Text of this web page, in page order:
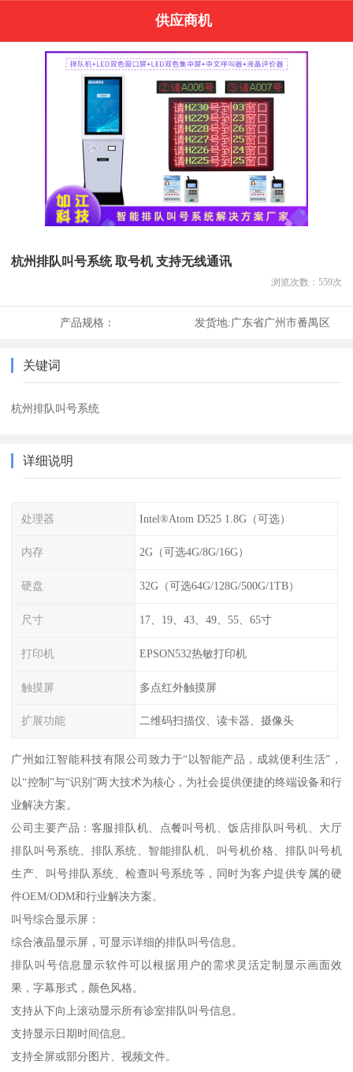
供应商机
杭州排队叫号系统 取号机 支持无线通讯
浏览次数： 559次
产品规格： 发货地:广东省广州市番禺区
关键词
杭州排队叫号系统
详细说明
处理器 Intel®Atom D525 1.8G（可选）
内存 2G（可选4G/8G/16G）
硬盘 32G（可选64G/128G/500G/1TB）
尺寸 17、19、43、49、55、65寸
打印机 EPSON532热敏打印机
触摸屏 多点红外触摸屏
扩展功能 二维码扫描仪、读卡器、摄像头
广州如江智能科技有限公司致力于“以智能产品，成就便利生活”，
以“控制”与“识别”两大技术为核心，为社会提供便捷的终端设备和行
业解决方案。
公司主要产品：客服排队机、点餐叫号机、饭店排队叫号机、大厅
排队叫号系统、排队系统、智能排队机、叫号机价格、排队叫号机
生产、叫号排队系统、检查叫号系统等，同时为客户提供专属的硬
件OEM/ODM和行业解决方案。
叫号综合显示屏：
综合液晶显示屏，可显示详细的排队叫号信息。
排队叫号信息显示软件可以根据用户的需求灵活定制显示画面效
果，字幕形式，颜色风格。
支持从下向上滚动显示所有诊室排队叫号信息。
支持显示日期时间信息。
支持全屏或部分图片、视频文件。